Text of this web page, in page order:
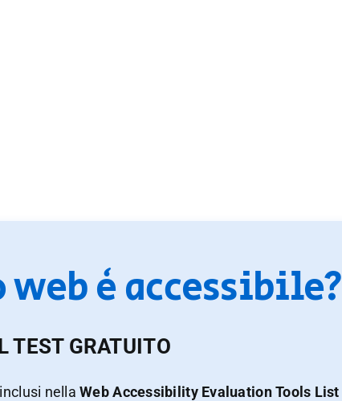
è accessibile?
TEST GRATUITO
nellaWeb Accessibility Evaluation Tools List